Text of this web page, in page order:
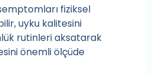
fiziksel
uyku kalitesini
rutinleri aksatarak
önemli ölçüde